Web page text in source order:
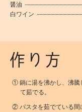
醤油
白ワイン
① 鍋に湯を沸かし、沸騰
て茹でる。
② パスタを茹でている間